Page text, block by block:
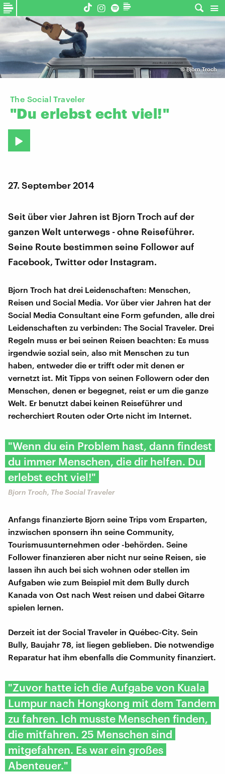
©Bjorn Troch
The Social Traveler
"Du erlebst echt viel!"
27. September 2014
Seit über vier Jahren ist Bjorn Troch auf der
ganzen Welt unterwegs - ohne Reiseführer.
Seine Route bestimmen seine Follower auf
Facebook, Twitter oder Instagram.
Bjorn Troch hat drei Leidenschaften: Menschen,
Reisen und Social Media. Vor über vier Jahren hat der
Social Media Consultant eine Form gefunden, alle drei
Leidenschaften zu verbinden: The Social Traveler. Drei
Regeln muss er bei seinen Reisen beachten: Es muss
irgendwie sozial sein, also mit Menschen zu tun
haben, entweder die er trifft oder mit denen er
vernetzt ist. Mit Tipps von seinen Followern oder den
Menschen, denen er begegnet, reist er um die ganze
Welt. Er benutzt dabei keinen Reiseführer und
recherchiert Routen oder Orte nicht im Internet.
"Wenn du ein Problem hast, dann findest
du immer Menschen, die dir helfen. Du
erlebst echt viel!"
Bjorn Troch, The Social Traveler
Anfangs finanzierte Bjorn seine Trips vom Ersparten,
inzwischen sponsern ihn seine Community,
Tourismusunternehmen oder -behörden. Seine
Follower finanzieren aber nicht nur seine Reisen, sie
lassen ihn auch bei sich wohnen oder stellen im
Aufgaben wie zum Beispiel mit dem Bully durch
Kanada von Ost nach West reisen und dabei Gitarre
spielen lernen.
Derzeit ist der Social Traveler in Québec-City. Sein
Bully, Baujahr 78, ist liegen geblieben. Die notwendige
Reparatur hat ihm ebenfalls die Community finanziert.
"Zuvor hatte ich die Aufgabe von Kuala
Lumpur nach Hongkong mit dem Tandem
zu fahren. Ich musste Menschen finden,
die mitfahren. 25 Menschen sind
mitgefahren. Es war ein großes
Abenteuer."